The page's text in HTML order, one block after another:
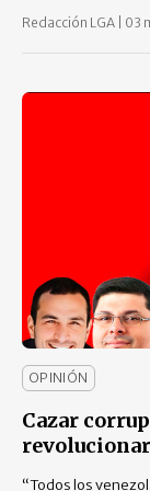
Redacción LGA 03
OPINIÓN
Cazar
“Todos los